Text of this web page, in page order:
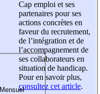
Cap emploi et ses
partenaires pour ses
actions concrètes en
faveur du recrutement,
de l’intégration et de
l’accompagnement de
ses collaborateurs en
situation de handicap.
Pour en savoir plus,
consultez cet article.